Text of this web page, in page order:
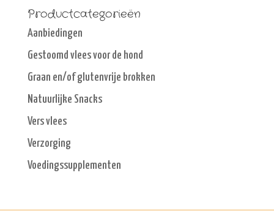
Productcategorieën
Aanbiedingen
Gestoomd vlees voor de hond
Graan en/of glutenvrije brokken
Natuurlijke Snacks
Vers vlees
Verzorging
Voedingssupplementen